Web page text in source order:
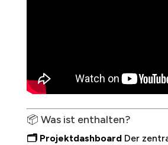
📦 Was ist enthalten?
🗂️ ProjektdashboardDer